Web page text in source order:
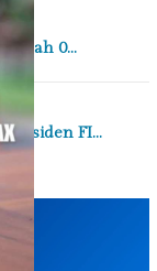
Kalah 0…
Presiden FI…